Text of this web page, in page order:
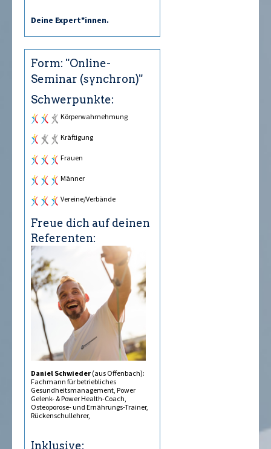
Deine Expert*innen.
Form: "Online-
Seminar (synchron)"
Schwerpunkte:
Körperwahrnehmung
Kräftigung
Frauen
Männer
Vereine/Verbände
Freue dich auf deinen
Referenten:
Daniel Schwieder (aus Offenbach):
Fachmann für betriebliches
Gesundheitsmanagement, Power
Gelenk- & Power Health-Coach,
Osteoporose- und Ernährungs-Trainer,
Rückenschullehrer,
Inklusive: